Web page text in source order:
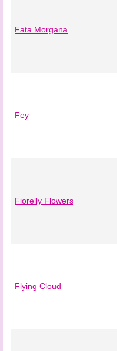
Fata Morgana
Fey
Fiorelly Flowers
Flying Cloud